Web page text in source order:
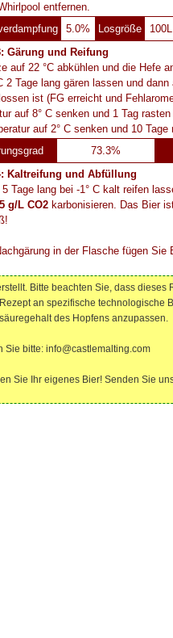
entfernen.
5.0% Losgröße 100L
Gärung und Reifung
auf 22 °C abkühlen und die Hefe
2 Tage lang gären lassen und
ist (FG erreicht und
auf 8° C senken und 1 Tag
auf 2° C senken und 10
73.3%
Kaltreifung und Abfüllung
5 Tage lang bei -1° C kalt reifen
g/L CO2karbonisieren. Das Bier
in der Flasche fügen
Bitte beachten Sie, dass dieses
an spezifische technologische
des Hopfens anzupassen.
Sie bitte: info@castlemalting.com
Sie Ihr eigenes Bier! Senden Sie